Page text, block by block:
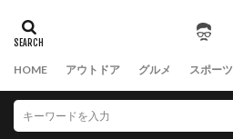
HOME アウトドア グルメ スポーツ